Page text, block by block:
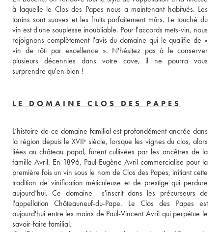
à laquelle le Clos des Papes nous a maintenant habitués. Les
tanins sont suaves et les fruits parfaitement mûrs. Le touché du
vin est d'une souplesse inoubliable. Pour l'accords mets-vin, nous
rejoignons complètement l'avis du domaine qui le qualifie de «
vin de rôti par excellence ». N'hésitez pas à le conserver
plusieurs décennies dans votre cave, il ne pourra vous
surprendre qu'en bien !
LE DOMAINE CLOS DES PAPES
L’histoire de ce domaine familial est profondément ancrée dans
la région depuis le XVIIᵉ siècle, lorsque les vignes du clos, alors
liées au château papal, furent cultivées par les ancêtres de la
famille Avril. En 1896, Paul-Eugène Avril commercialise pour la
première fois un vin sous le nom de Clos des Papes, initiant cette
tradition de vinification méticuleuse et de prestige qui perdure
aujourd’hui. Ce domaine  s'inscrit dans les précurseurs de
l'appellation Châteauneuf-du-Pape. Le Clos des Papes est
aujourd'hui entre les mains de Paul-Vincent Avril qui perpétue le
savoir-faire familial.